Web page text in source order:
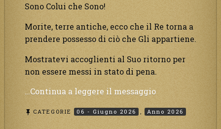
Sono Colui che Sono!
Morite, terre antiche, ecco che il Re torna a
prendere possesso di ciò che Gli appartiene.
Mostratevi accoglienti al Suo ritorno per
non essere messi in stato di pena.
…Continua a leggere il messaggio“Voglio
il
CATEGORIE 06 - Giugno 2026 , Anno 2026